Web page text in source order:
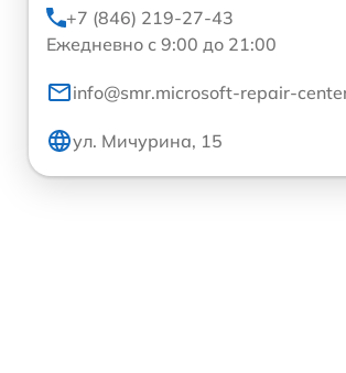
+7 (846) 219-27-43
Ежедневно с 9:00 до 21:00
info@smr.microsoft-repair-
ул. Мичурина, 15